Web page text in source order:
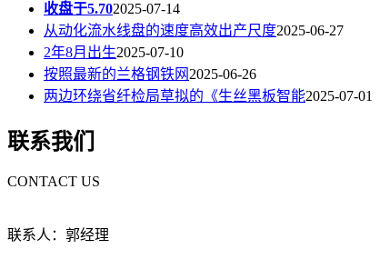
收盘于5.702025-07-14
从动化流水线盘的速度高效出产尺度2025-06-27
2年8月出生2025-07-10
按照最新的兰格钢铁网2025-06-26
两边环绕省纤检局草拟的《生丝黑板智能2025-07-01
联系我们
CONTACT US
联系人：郭经理